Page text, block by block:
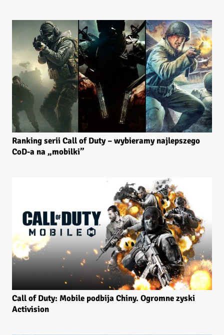
Ranking serii Call of Duty – wybieramy najlepszego
CoD-a na „mobilki”
Call of Duty: Mobile podbija Chiny. Ogromne zyski
Activision